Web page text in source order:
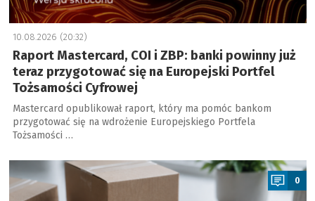
10.08.2026 (20:32)
Raport Mastercard, COI i ZBP: banki powinny już
teraz przygotować się na Europejski Portfel
Tożsamości Cyfrowej
Mastercard opublikował raport, który ma pomóc bankom
przygotować się na wdrożenie Europejskiego Portfela
Tożsamości …
a
0